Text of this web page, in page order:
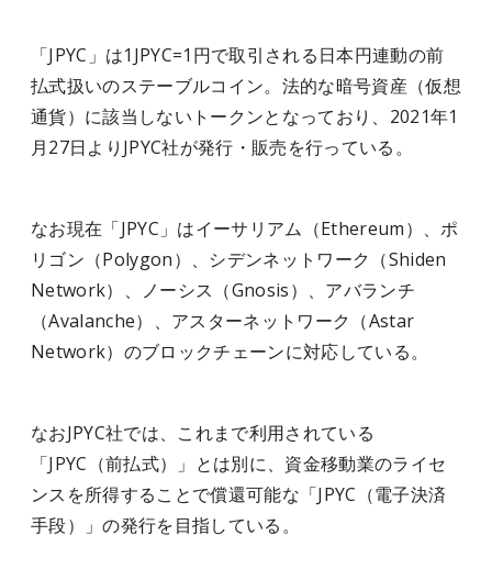
「JPYC」は1JPYC=1円で取引される日本円連動の前
払式扱いのステーブルコイン。法的な暗号資産（仮想
通貨）に該当しないトークンとなっており、2021年1
月27日よりJPYC社が発行・販売を行っている。
なお現在「JPYC」はイーサリアム（Ethereum）、ポ
リゴン（Polygon）、シデンネットワーク（Shiden
Network）、ノーシス（Gnosis）、アバランチ
（Avalanche）、アスターネットワーク（Astar
Network）のブロックチェーンに対応している。
なおJPYC社では、これまで利用されている
「JPYC（前払式）」とは別に、資金移動業のライセ
ンスを所得することで償還可能な「JPYC（電子決済
手段）」の発行を目指している。